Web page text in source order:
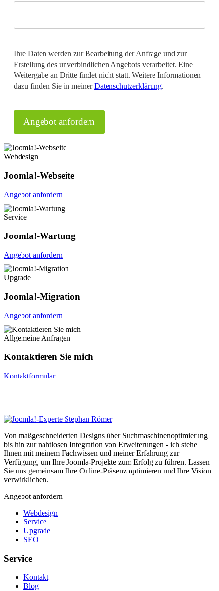
Ihre Daten werden zur Bearbeitung der Anfrage und zur
Erstellung des unverbindlichen Angebots verarbeitet. Eine
Weitergabe an Dritte findet nicht statt. Weitere Informationen
dazu finden Sie in meinerDatenschutzerklärung.
Angebot anfordern
Webdesign
Joomla!-Webseite
Angebot anfordern
Service
Joomla!-Wartung
Angebot anfordern
Upgrade
Joomla!-Migration
Angebot anfordern
Allgemeine Anfragen
Kontaktieren Sie mich
Kontaktformular
Von maßgeschneiderten Designs über Suchmaschinenoptimierung
bis hin zur nahtlosen Integration von Erweiterungen - ich stehe
Ihnen mit meinem Fachwissen und meiner Erfahrung zur
Verfügung, um Ihre Joomla-Projekte zum Erfolg zu führen. Lassen
Sie uns gemeinsam Ihre Online-Präsenz optimieren und Ihre Vision
verwirklichen.
Angebot anfordern
Webdesign
Service
Upgrade
SEO
Service
Kontakt
Blog